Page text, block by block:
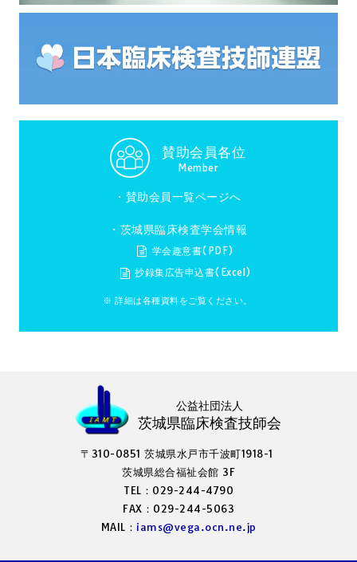
賛助会員各位
Member
・ 賛助会員一覧ページへ
・茨城県臨床検査学会情報
学会趣意書(PDF)
抄録集広告申込書(Excel)
※ 詳細は各種資料をご覧ください。
公益社団法人
茨城県臨床検査技師会
〒310-0851 茨城県水戸市千波町1918-1
茨城県総合福祉会館 3F
TEL：029-244-4790
FAX：029-244-5063
MAIL： iams@vega.ocn.ne.jp